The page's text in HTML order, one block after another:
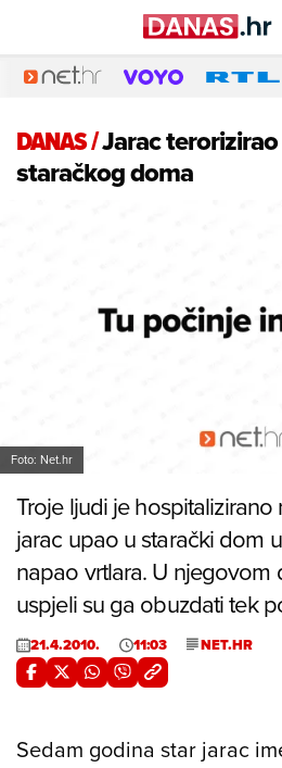
DANAS/Jarac
staračkog doma
Foto: Net.hr
Troje ljudi je hospitalizirano
jarac upao u starački dom
napao vrtlara. U
uspjeli su ga obuzdati tek
21.4.2010. 11:03 NET.HR
Sedam godina star jarac